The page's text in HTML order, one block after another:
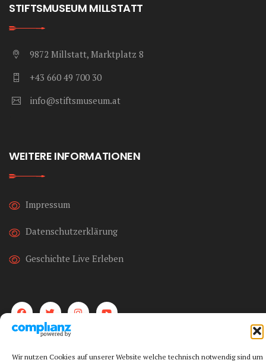
Wir nutzen Cookies auf unserer Website welche technisch notwendig sind um
STIFTSMUSEUM MILLSTATT
9872 Millstatt, Marktplatz 8
+43 660 49 700 30
info@stiftsmuseum.at
WEITERE INFORMATIONEN
Impressum
Datenschutzerklärung
Geschichte Live Erleben